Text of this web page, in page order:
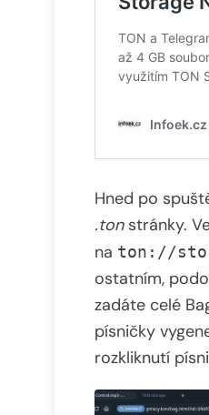
Hned po
.tonstránky.
na ton://
ostatním,
zadáte celé
písničky
rozkliknutí